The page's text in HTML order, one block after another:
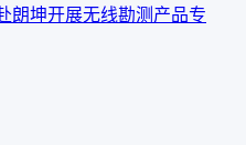
朗坤开展无线勘测产品专